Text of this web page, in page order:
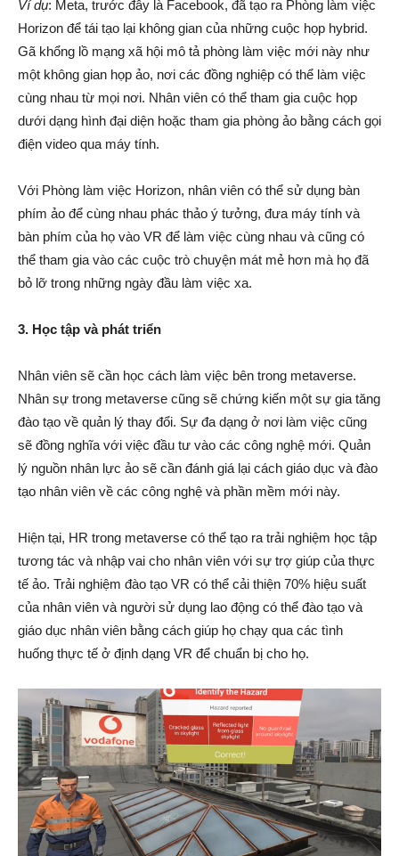
Ví dụ: Meta, trước đây là Facebook, đã tạo ra Phòng làm việc
Horizon để tái tạo lại không gian của những cuộc họp hybrid.
Gã khổng lồ mạng xã hội mô tả phòng làm việc mới này như
một không gian họp ảo, nơi các đồng nghiệp có thể làm việc
cùng nhau từ mọi nơi. Nhân viên có thể tham gia cuộc họp
dưới dạng hình đại diện hoặc tham gia phòng ảo bằng cách gọi
điện video qua máy tính.
Với Phòng làm việc Horizon, nhân viên có thể sử dụng bàn
phím ảo để cùng nhau phác thảo ý tưởng, đưa máy tính và
bàn phím của họ vào VR để làm việc cùng nhau và cũng có
thể tham gia vào các cuộc trò chuyện mát mẻ hơn mà họ đã
bỏ lỡ trong những ngày đầu làm việc xa.
3. Học tập và phát triển
Nhân viên sẽ cần học cách làm việc bên trong metaverse.
Nhân sự trong metaverse cũng sẽ chứng kiến một ​​sự gia tăng
đào tạo về quản lý thay đổi. Sự đa dạng ở nơi làm việc cũng
sẽ đồng nghĩa với việc đầu tư vào các công nghệ mới. Quản
lý nguồn nhân lực ảo sẽ cần đánh giá lại cách giáo dục và đào
tạo nhân viên về các công nghệ và phần mềm mới này.
Hiện tại, HR trong metaverse có thể tạo ra trải nghiệm học tập
tương tác và nhập vai cho nhân viên với sự trợ giúp của thực
tế ảo. Trải nghiệm đào tạo VR có thể cải thiện 70% hiệu suất
của nhân viên và người sử dụng lao động có thể đào tạo và
giáo dục nhân viên bằng cách giúp họ chạy qua các tình
huống thực tế ở định dạng VR để chuẩn bị cho họ.